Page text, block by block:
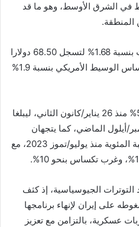
في الشرق الأوسط، وهو ما قد
المنطقة.
وارتفعت العقود الآجلة لخام برنت بنسبة 1.68% لتسجل 68.50 دولارا
للبرميل، فيما صعد خام غرب تكساس الوسيط الأمريكي بنسبة 1.9%
وسجل الخامان مكاسب تقارب 5% منذ 26 يناير/كانون الثاني، ليبلغا
أيلول الماضي، كما يتجهان
لتحقيق أكبر ارتفاع شهري بالنسبة المئوية منذ يوليو/تموز 2023، مع
الجيوسياسية، إذ كثف
على إيران لإنهاء برنامجها
عسكرية، بالتزامن مع تعزيز